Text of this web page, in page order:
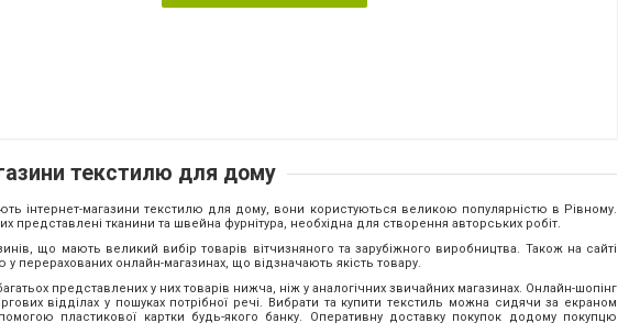
текстилю для дому
інтернет-магазини текстилю для дому, вони користуються великою популярністю в Рівному.
представлені тканини та швейна фурнітура, необхідна для створення авторських робіт.
що мають великий вибір товарів вітчизняного та зарубіжного виробництва. Також на сайті
перерахованих онлайн-магазинах, що відзначають якість товару.
представлених у них товарів нижча, ніж у аналогічних звичайних магазинах. Онлайн-шопінг
відділах у пошуках потрібної речі. Вибрати та купити текстиль можна сидячи за екраном
пластикової картки будь-якого банку. Оперативну доставку покупок додому покупцю